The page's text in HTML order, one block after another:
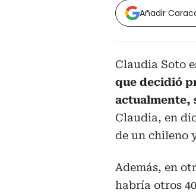
Añadir
Claudia Soto
que decidió
actualmente,
Claudia, en
de un chileno
Además, en
habría otros